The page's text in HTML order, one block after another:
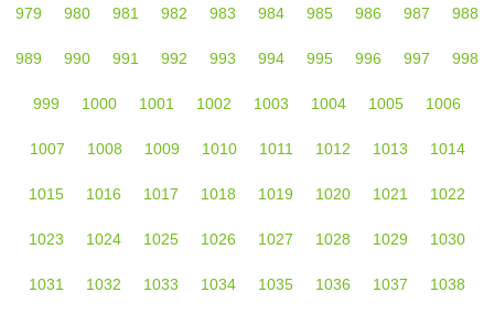
979 980 981 982 983 984 985 986 987 988
989 990 991 992 993 994 995 996 997 998
999 1000 1001 1002 1003 1004 1005 1006
1007 1008 1009 1010 1011 1012 1013 1014
1015 1016 1017 1018 1019 1020 1021 1022
1023 1024 1025 1026 1027 1028 1029 1030
1031 1032 1033 1034 1035 1036 1037 1038